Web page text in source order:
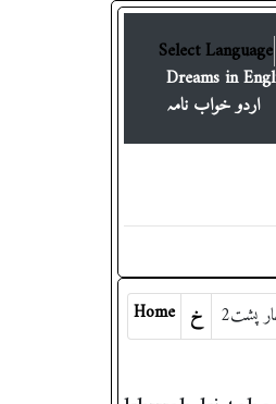
Select Language
Dreams in
اردو خواب نامہ
Home خ پشت2